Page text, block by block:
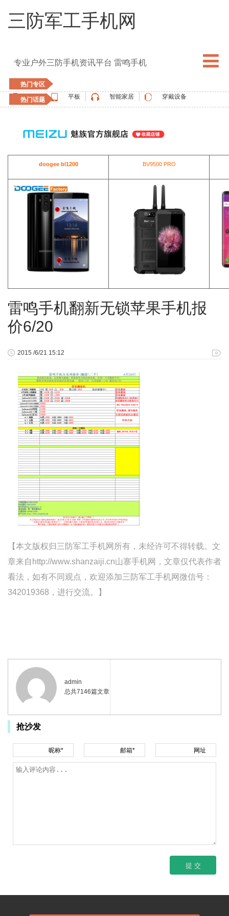
三防军工手机网
专业户外三防手机资讯平台 雷鸣手机
热门专区
手机
平板 智能家居 穿戴设备
热门话题
vernee
doogee bl1200 BV9500 PRO
雷鸣手机翻新无锁苹果手机报
价6/20
2015 /6/21 15:12
【本文版权归三防军工手机网所有，未经许可不得转载。文
章来自http://www.shanzaiji.cn山寨手机网，文章仅代表作者
看法，如有不同观点，欢迎添加三防军工手机网微信号：
342019368，进行交流。】
admin
总共7146篇文章
抢沙发
昵称* 邮箱* 网址